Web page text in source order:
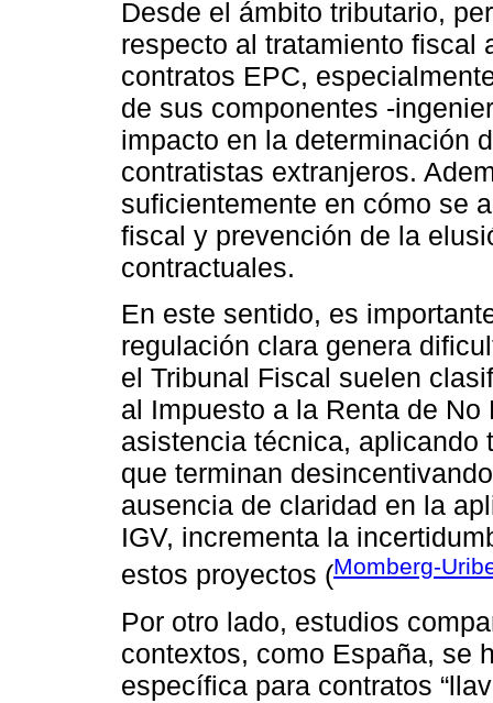
Desde el ámbito tributario,
respecto al tratamiento fiscal
contratos EPC,
de sus componentes -
impacto en la determinación
contratistas extranjeros.
suficientemente en cómo se
fiscal y prevención de la
contractuales.
En este sentido, es
regulación clara genera
el Tribunal Fiscal suelen
al Impuesto a la Renta de
asistencia técnica, aplicando
que terminan
ausencia de claridad en la
IGV, incrementa la
estos proyectos (Momberg-
Por otro lado, estudios
contextos, como España, se
específica para contratos